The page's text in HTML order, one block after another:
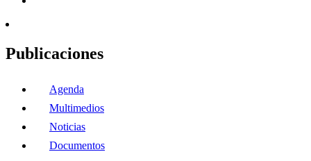
Publicaciones
Agenda
Multimedios
Noticias
Documentos